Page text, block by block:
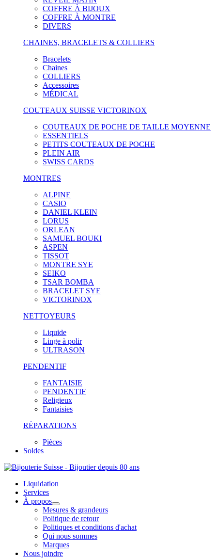
COFFRE À BIJOUX
COFFRE À MONTRE
DIVERS
CHAINES, BRACELETS & COLLIERS
Bracelets
Chaines
COLLIERS
Accessoires
MÉDICAL
COUTEAUX SUISSE VICTORINOX
COUTEAUX DE POCHE DE TAILLE MOYENNE
ESSENTIELS
PETITS COUTEAUX DE POCHE
PLEIN AIR
SWISS CARDS
MONTRES
ALPINE
CASIO
DANIEL KLEIN
LORUS
ORLEAN
SAMUEL BOUKI
ASPEN
TISSOT
MONTRE SYE
SEIKO
TSAR BOMBA
BRACELET SYE
VICTORINOX
NETTOYEURS
Liquide
Linge à polir
ULTRASON
PENDENTIF
FANTAISIE
PENDENTIF
Religieux
Fantaisies
RÉPARATIONS
Pièces
Soldes
Liquidation
Services
À propos
Mesures & grandeurs
Politique de retour
Politiques et conditions d'achat
Qui nous sommes
Marques
Nous joindre